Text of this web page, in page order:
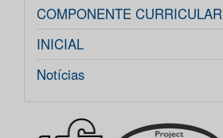
COMPONENTE CURRICULAR
INICIAL
Notícias